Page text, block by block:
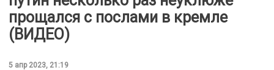
прощался с послами в кремле
(ВИДЕО)
5 апр 2023, 21:19